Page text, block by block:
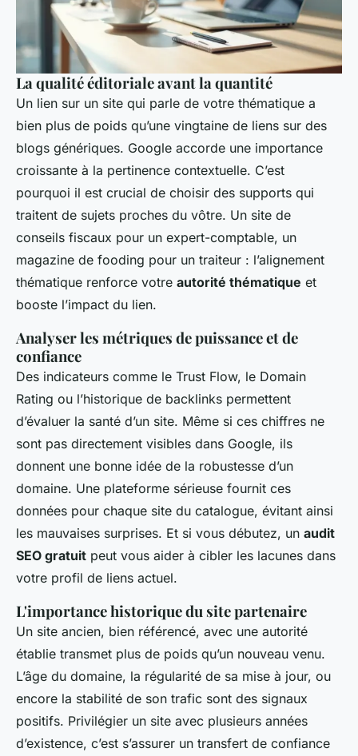
La qualité éditoriale avant la quantité
Un lien sur un site qui parle de votre thématique a
bien plus de poids qu’une vingtaine de liens sur des
blogs génériques. Google accorde une importance
croissante à la pertinence contextuelle. C’est
pourquoi il est crucial de choisir des supports qui
traitent de sujets proches du vôtre. Un site de
conseils fiscaux pour un expert-comptable, un
magazine de fooding pour un traiteur : l’alignement
thématique renforce votre autorité thématique et
booste l’impact du lien.
Analyser les métriques de puissance et de
confiance
Des indicateurs comme le Trust Flow, le Domain
Rating ou l’historique de backlinks permettent
d’évaluer la santé d’un site. Même si ces chiffres ne
sont pas directement visibles dans Google, ils
donnent une bonne idée de la robustesse d’un
domaine. Une plateforme sérieuse fournit ces
données pour chaque site du catalogue, évitant ainsi
les mauvaises surprises. Et si vous débutez, un audit
SEO gratuit peut vous aider à cibler les lacunes dans
votre profil de liens actuel.
L'importance historique du site partenaire
Un site ancien, bien référencé, avec une autorité
établie transmet plus de poids qu’un nouveau venu.
L’âge du domaine, la régularité de sa mise à jour, ou
encore la stabilité de son trafic sont des signaux
positifs. Privilégier un site avec plusieurs années
d’existence, c’est s’assurer un transfert de confiance